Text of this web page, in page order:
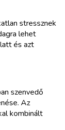
stressznek
lehet
és azt
szenvedő
Az
kombinált